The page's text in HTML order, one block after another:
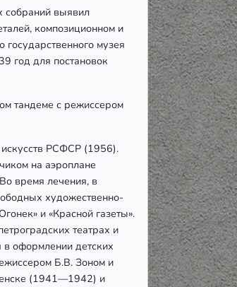
собраний выявил
композиционном и
музея
год для постановок
тандеме с режиссером
РСФСР (1956).
на аэроплане
время лечения, в
художественно-
и «Красной газеты».
театрах и
оформлении детских
Б.В. Зоном и
(1941—1942) и